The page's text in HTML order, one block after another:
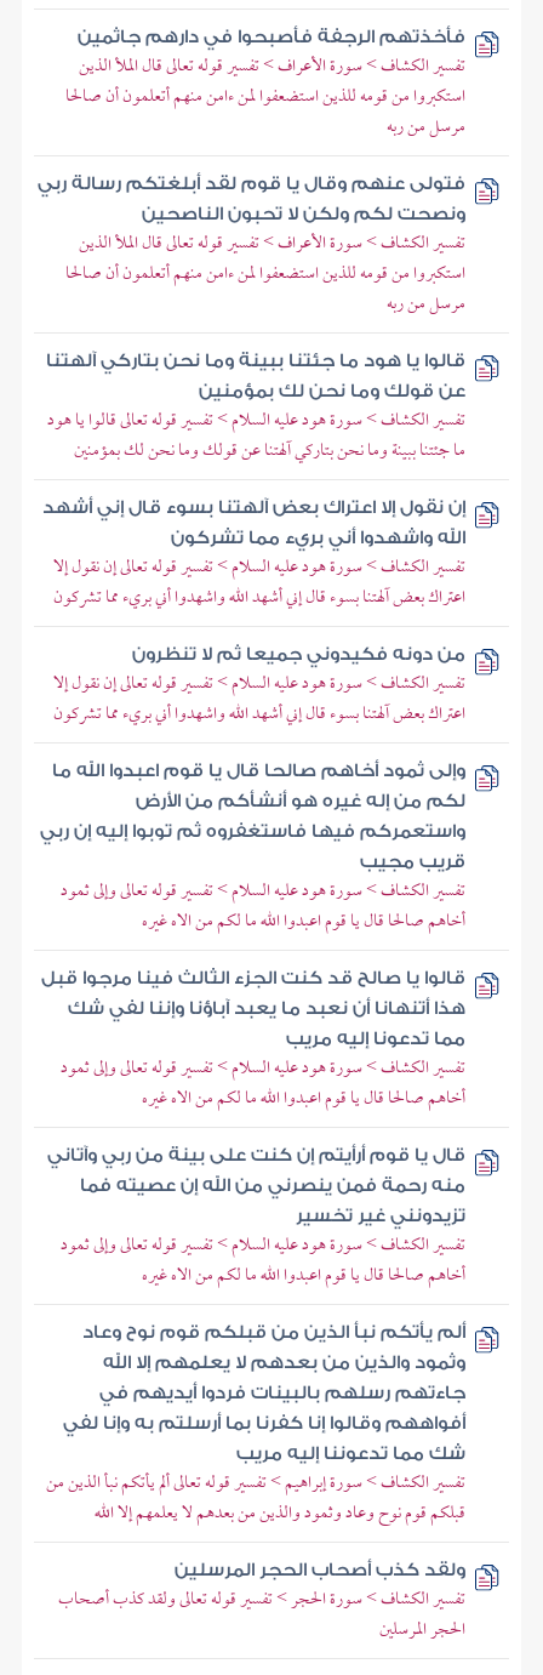
فأخذتهم الرجفة فأصبحوا في دارهم جاثمين
تفسير الكشاف > سورة الأعراف > تفسير قوله تعالى قال الملأ الذين
استكبروا من قومه للذين استضعفوا لمن ءامن منهم أتعلمون أن صالحا
مرسل من ربه
فتولى عنهم وقال يا قوم لقد أبلغتكم رسالة ربي
ونصحت لكم ولكن لا تحبون الناصحين
تفسير الكشاف > سورة الأعراف > تفسير قوله تعالى قال الملأ الذين
استكبروا من قومه للذين استضعفوا لمن ءامن منهم أتعلمون أن صالحا
مرسل من ربه
قالوا يا هود ما جئتنا ببينة وما نحن بتاركي آلهتنا
عن قولك وما نحن لك بمؤمنين
تفسير الكشاف > سورة هود عليه السلام > تفسير قوله تعالى قالوا يا هود
ما جئتنا ببينة وما نحن بتاركي آلهتنا عن قولك وما نحن لك بمؤمنين
إن نقول إلا اعتراك بعض آلهتنا بسوء قال إني أشهد
الله واشهدوا أني بريء مما تشركون
تفسير الكشاف > سورة هود عليه السلام > تفسير قوله تعالى إن نقول إلا
اعتراك بعض آلهتنا بسوء قال إني أشهد الله واشهدوا أني بريء مما تشركون
من دونه فكيدوني جميعا ثم لا تنظرون
تفسير الكشاف > سورة هود عليه السلام > تفسير قوله تعالى إن نقول إلا
اعتراك بعض آلهتنا بسوء قال إني أشهد الله واشهدوا أني بريء مما تشركون
وإلى ثمود أخاهم صالحا قال يا قوم اعبدوا الله ما
لكم من إله غيره هو أنشأكم من الأرض
واستعمركم فيها فاستغفروه ثم توبوا إليه إن ربي
قريب مجيب
تفسير الكشاف > سورة هود عليه السلام > تفسير قوله تعالى وإلى ثمود
أخاهم صالحا قال يا قوم اعبدوا الله ما لكم من الاه غيره
قالوا يا صالح قد كنت الجزء الثالث فينا مرجوا قبل
هذا أتنهانا أن نعبد ما يعبد آباؤنا وإننا لفي شك
مما تدعونا إليه مريب
تفسير الكشاف > سورة هود عليه السلام > تفسير قوله تعالى وإلى ثمود
أخاهم صالحا قال يا قوم اعبدوا الله ما لكم من الاه غيره
قال يا قوم أرأيتم إن كنت على بينة من ربي وآتاني
منه رحمة فمن ينصرني من الله إن عصيته فما
تزيدونني غير تخسير
تفسير الكشاف > سورة هود عليه السلام > تفسير قوله تعالى وإلى ثمود
أخاهم صالحا قال يا قوم اعبدوا الله ما لكم من الاه غيره
ألم يأتكم نبأ الذين من قبلكم قوم نوح وعاد
وثمود والذين من بعدهم لا يعلمهم إلا الله
جاءتهم رسلهم بالبينات فردوا أيديهم في
أفواههم وقالوا إنا كفرنا بما أرسلتم به وإنا لفي
شك مما تدعوننا إليه مريب
تفسير الكشاف > سورة إبراهيم > تفسير قوله تعالى ألم يأتكم نبأ الذين من
قبلكم قوم نوح وعاد وثمود والذين من بعدهم لا يعلمهم إلا الله
ولقد كذب أصحاب الحجر المرسلين
تفسير الكشاف > سورة الحجر > تفسير قوله تعالى ولقد كذب أصحاب
الحجر المرسلين